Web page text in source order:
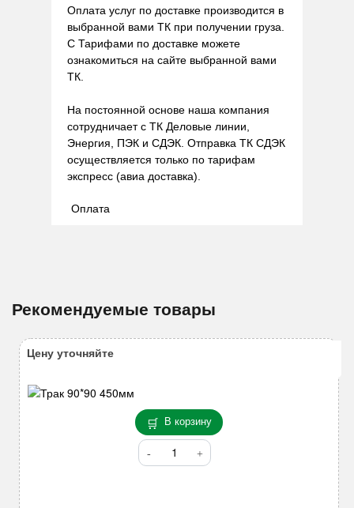
Оплата услуг по доставке производится в
выбранной вами ТК при получении груза.
С Тарифами по доставке можете
ознакомиться на сайте выбранной вами
ТК.
На постоянной основе наша компания
сотрудничает с ТК Деловые линии,
Энергия, ПЭК и СДЭК. Отправка ТК СДЭК
осуществляется только по тарифам
экспресс (авиа доставка).
Оплата
Рекомендуемые товары
В корзину
Количество
товара
Цену уточняйте